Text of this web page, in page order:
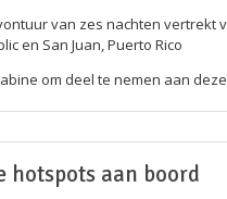
van zes nachten vertrekt
en San Juan, Puerto Rico
om deel te nemen aan
hotspots aan boord